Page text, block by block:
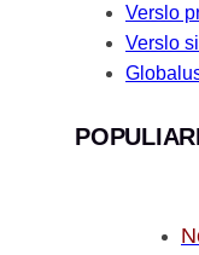
Verslo
Verslo